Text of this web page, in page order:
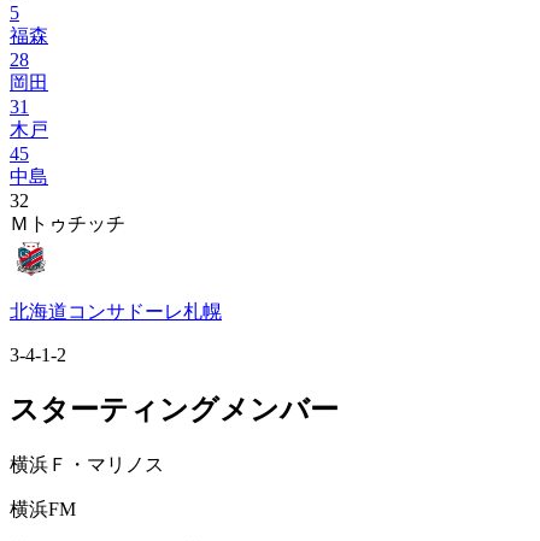
5
福森
28
岡田
31
木戸
45
中島
32
Ｍトゥチッチ
北海道コンサドーレ札幌
3-4-1-2
スターティングメンバー
横浜Ｆ・マリノス
横浜FM